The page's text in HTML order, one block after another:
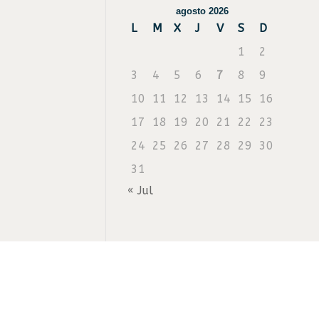
agosto 2026
L M X J V S
D
1
2
3
4 5 6 7 8
9
10
11 12 13 14 15
16
17
18 19 20 21 22
23
24
25 26 27 28 29
30
31
« Jul